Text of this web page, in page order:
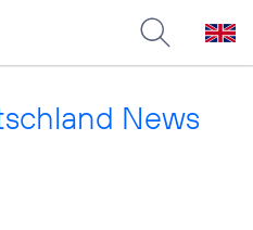
News